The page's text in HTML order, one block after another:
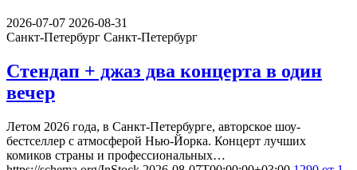
2026-07-07 2026-08-31
Санкт-Петербург Санкт-Петербург
Стендап + джаз два концерта в один
вечер
Летом 2026 года, в Санкт-Петербурге, авторское шоу-
бестселлер с атмосферой Нью-Йорка. Концерт лучших
комиков страны и профессиональных…